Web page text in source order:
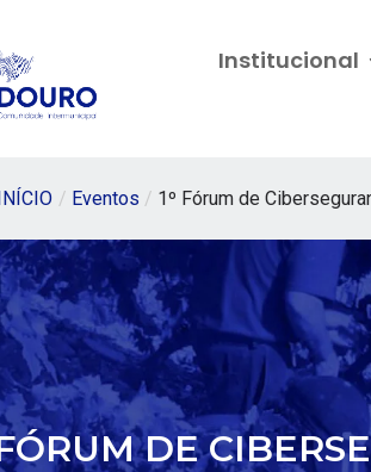
Institucional
/ Eventos / 1º Fórum de
DE